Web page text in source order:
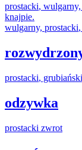
prostacki,
knajpie.
wulgarny, prostacki
prostacki,
odzywka
prostacki zwrot